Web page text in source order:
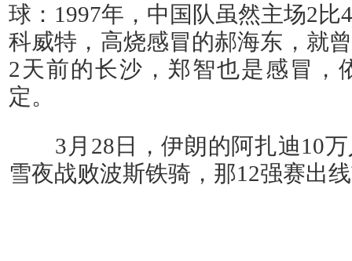
球：1997年，中国队虽然主场2
科威特，高烧感冒的郝海东，就
2天前的长沙，郑智也是感冒，
定。
3月28日，伊朗的阿扎迪10万
雪夜战败波斯铁骑，那12强赛出